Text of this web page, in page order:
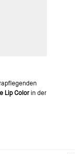
Lip Colorin der